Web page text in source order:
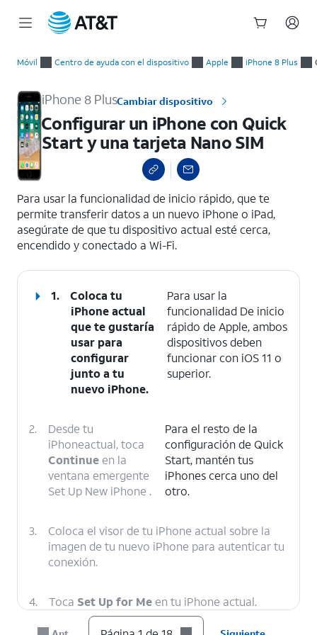
Móvil Centro de ayuda con el dispositivo Apple iPhone 8 Plus
iPhone 8 PlusCambiar dispositivo
Configurar un iPhone con Quick
Start y una tarjeta Nano SIM
Para usar la funcionalidad de inicio rápido, que te
permite transferir datos a un nuevo iPhone o iPad,
asegúrate de que tu dispositivo actual esté cerca,
encendido y conectado a Wi-Fi.
1.
Coloca tu
iPhone actual
que te gustaría
usar para
configurar
junto a tu
nuevo iPhone.
Para usar la
funcionalidad De inicio
rápido de Apple, ambos
dispositivos deben
funcionar con iOS 11 o
superior.
2.
Desde tu
iPhoneactual, toca
Continue en la
ventana emergente
Set Up New iPhone .
Para el resto de la
configuración de Quick
Start, mantén tus
iPhones cerca uno del
otro.
3.
Coloca el visor de tu iPhone actual sobre la
imagen de tu nuevo iPhone para autenticar tu
conexión.
4. Toca Set Up for Me en tu iPhone actual.